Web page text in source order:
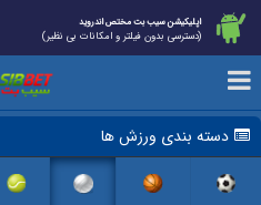
اپلیکیشن سیب بت مختص اندروید
(دسترسی بدون فیلتر و امکانات بی نظیر)
دسته بندی ورزش ها